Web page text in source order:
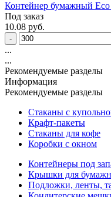
Контейнер бумажный
Под заказ
10.08 руб.
...
...
Рекомендуемые разделы
Информация
Рекомендуемые разделы
Стаканы с
Крафт-пакеты
Стаканы для кофе
Коробки с окном
Контейнеры под
Крышки для
Подложки, ленты,